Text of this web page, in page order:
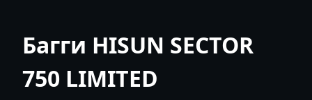
Багги HISUN SECTOR
750 LIMITED